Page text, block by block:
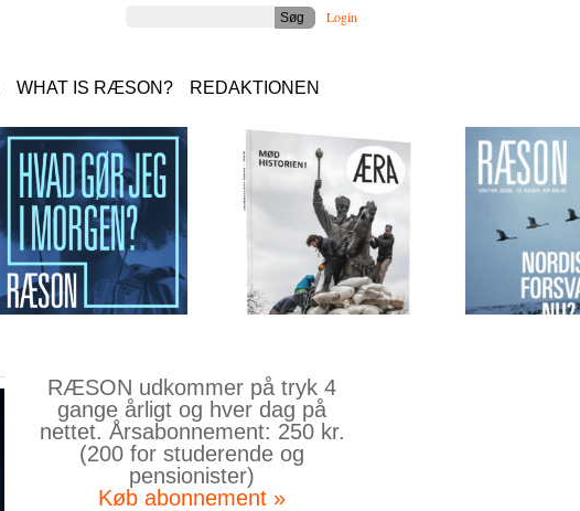
Login
WHAT IS RÆSON? REDAKTIONEN
RÆSON udkommer på tryk 4
gange årligt og hver dag på
nettet. Årsabonnement: 250 kr.
(200 for studerende og
pensionister)
Køb abonnement »